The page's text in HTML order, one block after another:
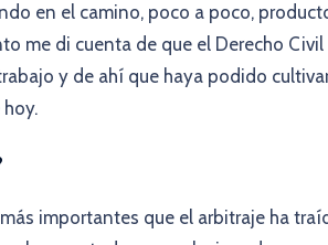
en el camino, poco a poco,
me di cuenta de que el Derecho Civil
y de ahí que haya podido
importantes que el arbitraje ha